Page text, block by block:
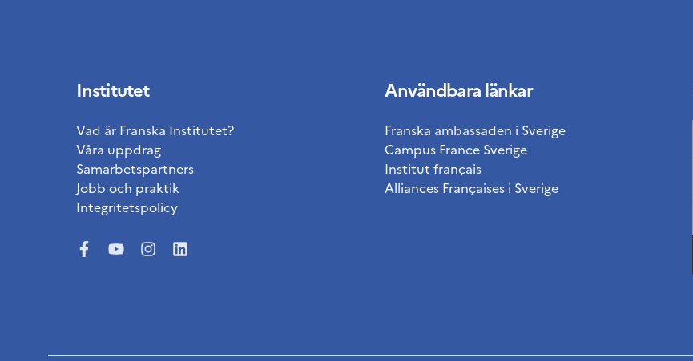
Institutet
Vad är Franska Institutet?
Våra uppdrag
Samarbetspartners
Jobb och praktik
Integritetspolicy
Användbara länkar
Franska ambassaden i Sverige
Campus France Sverige
Institut français
Alliances Françaises i Sverige